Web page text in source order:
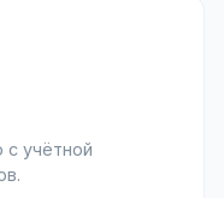
учётной